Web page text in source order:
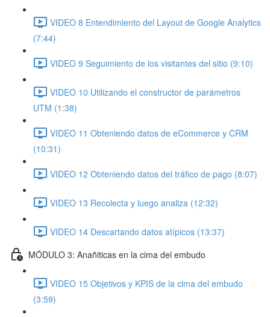
VIDEO 8 Entendimiento del Layout de Google Analytics
(7:44)
VIDEO 9 Seguimiento de los visitantes del sitio (9:10)
VIDEO 10 Utilizando el constructor de parámetros
UTM (1:38)
VIDEO 11 Obteniendo datos de eCommerce y CRM
(10:31)
VIDEO 12 Obteniendo datos del tráfico de pago (8:07)
VIDEO 13 Recolecta y luego analiza (12:32)
VIDEO 14 Descartando datos atípicos (13:37)
MÓDULO 3: Anañiticas en la cima del embudo
VIDEO 15 Objetivos y KPIS de la cima del embudo
(3:59)